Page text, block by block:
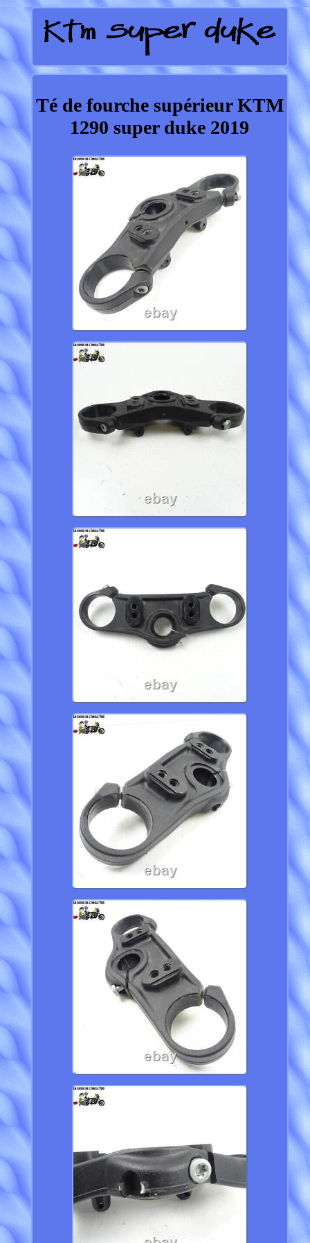
Té de fourche supérieur KTM
1290 super duke 2019